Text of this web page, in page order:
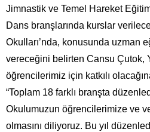
Jimnastik ve Temel Hareket
Dans branşlarında kurslar
Okulları’nda, konusunda uzman
vereceğini belirten Cansu Çutok,
öğrencilerimiz için katkılı
“Toplam 18 farklı branşta
Okulumuzun öğrencilerimize ve
olmasını diliyoruz. Bu yıl